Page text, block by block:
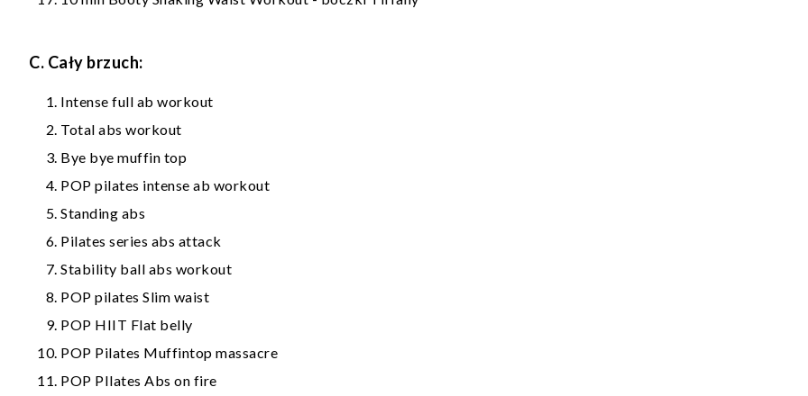
C. Cały brzuch:
Intense full ab workout
Total abs workout
Bye bye muffin top
POP pilates intense ab workout
Standing abs
Pilates series abs attack
Stability ball abs workout
POP pilates Slim waist
POP HIIT Flat belly
POP Pilates Muffintop massacre
POP PIlates Abs on fire